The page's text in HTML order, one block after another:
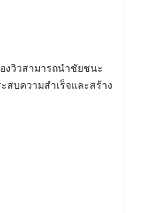
งวิวสามารถนำชัยชนะ
สบความสำเร็จและสร้าง